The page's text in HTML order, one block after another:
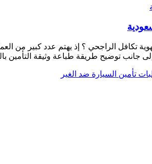
تكافل الراجحي ؟ إذ يهتم عدد كبير من
جانب توضيح طريقة طباعة وثيقة التأمين
تأمين السيارة ضد الغير